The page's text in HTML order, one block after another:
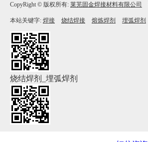
CopyRight © 版权所有: 莱芜固金焊接材料有限公司
本站关键字: 焊接 烧结焊接 熔炼焊剂 埋弧焊剂
烧结焊剂_埋弧焊剂